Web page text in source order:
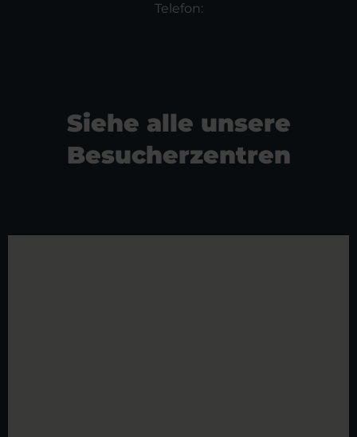
Telefon:
Siehe alle unsere
Besucherzentren